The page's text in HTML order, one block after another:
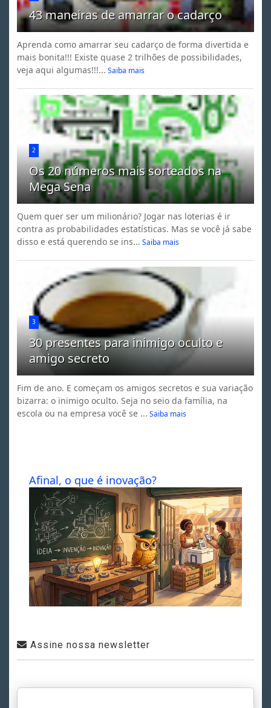
43 maneiras de amarrar o cadarço
Aprenda como amarrar seu cadarço de forma divertida e
mais bonita!!! Existe quase 2 trilhões de possibilidades,
veja aqui algumas!!!... Saiba mais
2
Os 20 números mais sorteados na
Mega Sena
Quem quer ser um milionário? Jogar nas loterias é ir
contra as probabilidades estatísticas. Mas se você já sabe
disso e está querendo se ins... Saiba mais
3
30 presentes para inimigo oculto e
amigo secreto
Fim de ano. E começam os amigos secretos e sua variação
bizarra: o inimigo oculto. Seja no seio da família, na
escola ou na empresa você se ... Saiba mais
Afinal, o que é inovação?
Assine nossa newsletter